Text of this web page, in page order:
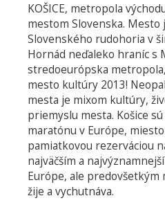
KOŠICE, metropola
mestom Slovenska.
Slovenského rudohoria v
Hornád neďaleko hraníc s
stredoeurópska
mesto kultúry 2013!
mesta je mixom kultúry,
priemyslu mesta. Košice
maratónu v Európe,
pamiatkovou rezerváciou
najväčším a
Európe, ale predovšetkým
žije a vychutnáva.